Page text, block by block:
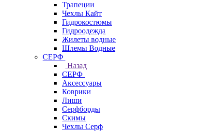
Трапеции
Чехлы Кайт
Гидрокостюмы
Гидроодежда
Жилеты водные
Шлемы Водные
СЕРФ
Назад
СЕРФ
Аксессуары
Коврики
Лиши
Серфборды
Скимы
Чехлы Cерф